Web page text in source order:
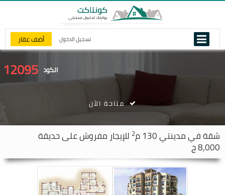
تسجيل الدخول أضف عقار
الكود 12095
شقة فيمدينتي 2 للإيجار مفروش على حديقة
8,000 ج
متاحة الآن